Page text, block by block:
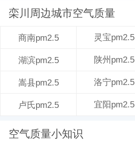
栾川周边城市空气质量
商南pm2.5 灵宝pm2.5
湖滨pm2.5 陕州pm2.5
嵩县pm2.5 洛宁pm2.5
卢氏pm2.5 宜阳pm2.5
空气质量小知识